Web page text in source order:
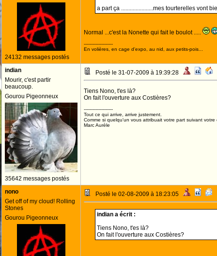
24132 messages postés
a part ça ......................mes tourterelles vont
Normal ...c'est la Nonette qui fait le boulot .....
--------------------
En volières, en cage d'expo, au nid, aux petits-pois...
indian
Mourir, c'est partir
beaucoup.
Gourou Pigeonneux
35642 messages postés
Posté le 31-07-2009 à 19:39:28
Tiens Nono, t'es là?
On fait l'ouverture aux Costières?
--------------------
Tout ce qui arrive, arrive justement.
Comme si quelqu'un vous attribuait votre part suivant votre
Marc Aurèle
nono
Get off of my cloud! Rolling
Stones
Gourou Pigeonneux
Posté le 02-08-2009 à 18:23:05
indian a écrit :
Tiens Nono, t'es là?
On fait l'ouverture aux Costières?